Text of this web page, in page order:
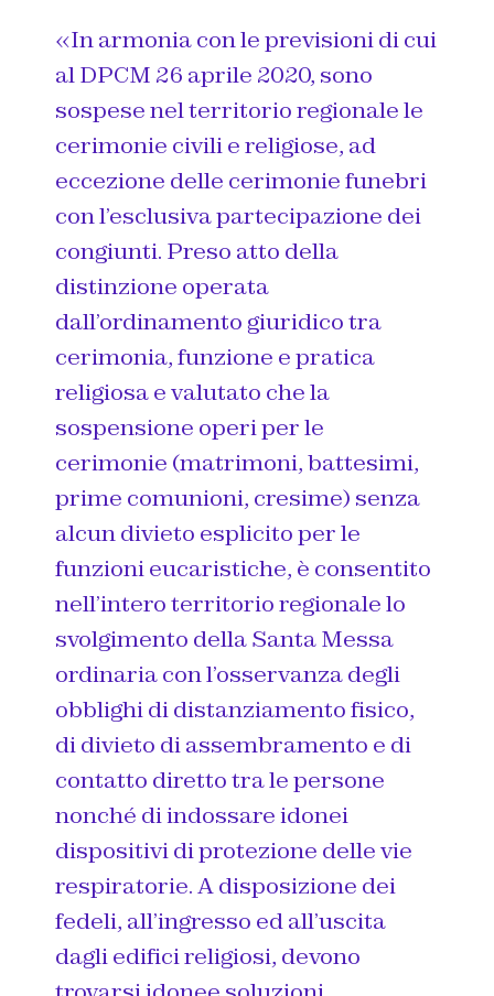
«In armonia con le previsioni di cui
al DPCM 26 aprile 2020, sono
sospese nel territorio regionale le
cerimonie civili e religiose, ad
eccezione delle cerimonie funebri
con l’esclusiva partecipazione dei
congiunti. Preso atto della
distinzione operata
dall’ordinamento giuridico tra
cerimonia, funzione e pratica
religiosa e valutato che la
sospensione operi per le
cerimonie (matrimoni, battesimi,
prime comunioni, cresime) senza
alcun divieto esplicito per le
funzioni eucaristiche, è consentito
nell’intero territorio regionale lo
svolgimento della Santa Messa
ordinaria con l’osservanza degli
obblighi di distanziamento fisico,
di divieto di assembramento e di
contatto diretto tra le persone
nonché di indossare idonei
dispositivi di protezione delle vie
respiratorie. A disposizione dei
fedeli, all’ingresso ed all’uscita
dagli edifici religiosi, devono